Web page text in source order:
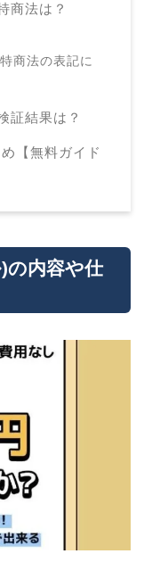
商法は？
商法の表記に
証結果は？
【無料ガイド
の内容や仕